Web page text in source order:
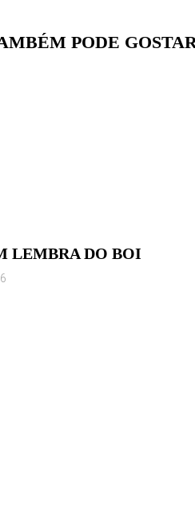
PODE
LEMBRA DO BOI